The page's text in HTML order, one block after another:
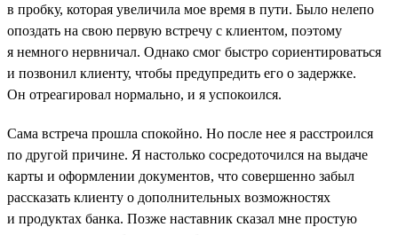
в пробку, которая увеличила мое время в пути. Было нелепо
опоздать на свою первую встречу с клиентом, поэтому
я немного нервничал. Однако смог быстро сориентироваться
и позвонил клиенту, чтобы предупредить его о задержке.
Он отреагировал нормально, и я успокоился.
Сама встреча прошла спокойно. Но после нее я расстроился
по другой причине. Я настолько сосредоточился на выдаче
карты и оформлении документов, что совершенно забыл
рассказать клиенту о дополнительных возможностях
и продуктах банка. Позже наставник сказал мне простую